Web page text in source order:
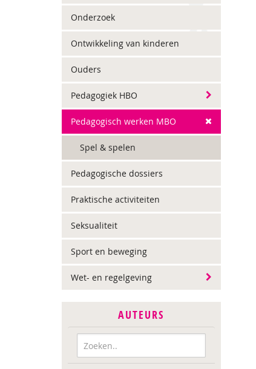
Onderzoek
Ontwikkeling van kinderen
Ouders
Pedagogiek HBO
Pedagogisch werken MBO
Spel & spelen
Pedagogische dossiers
Praktische activiteiten
Seksualiteit
Sport en beweging
Wet- en regelgeving
AUTEURS